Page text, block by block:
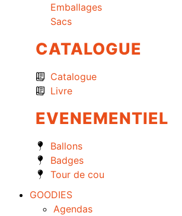
Emballages
Sacs
CATALOGUE
Catalogue
Livre
EVENEMENTIEL
Ballons
Badges
Tour de cou
GOODIES
Agendas